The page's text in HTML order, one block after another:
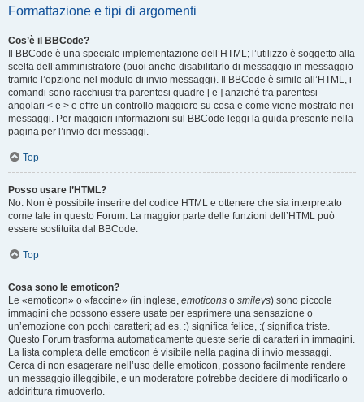
Formattazione e tipi di argomenti
Cos’è il BBCode?
Il BBCode è una speciale implementazione dell’HTML; l’utilizzo è soggetto alla
scelta dell’amministratore (puoi anche disabilitarlo di messaggio in messaggio
tramite l’opzione nel modulo di invio messaggi). Il BBCode è simile all’HTML, i
comandi sono racchiusi tra parentesi quadre [ e ] anziché tra parentesi
angolari < e > e offre un controllo maggiore su cosa e come viene mostrato nei
messaggi. Per maggiori informazioni sul BBCode leggi la guida presente nella
pagina per l’invio dei messaggi.
Top
Posso usare l’HTML?
No. Non è possibile inserire del codice HTML e ottenere che sia interpretato
come tale in questo Forum. La maggior parte delle funzioni dell’HTML può
essere sostituita dal BBCode.
Top
Cosa sono le emoticon?
Le «emoticon» o «faccine» (in inglese, emoticons o smileys) sono piccole
immagini che possono essere usate per esprimere una sensazione o
un’emozione con pochi caratteri; ad es. :) significa felice, :( significa triste.
Questo Forum trasforma automaticamente queste serie di caratteri in immagini.
La lista completa delle emoticon è visibile nella pagina di invio messaggi.
Cerca di non esagerare nell’uso delle emoticon, possono facilmente rendere
un messaggio illeggibile, e un moderatore potrebbe decidere di modificarlo o
addirittura rimuoverlo.